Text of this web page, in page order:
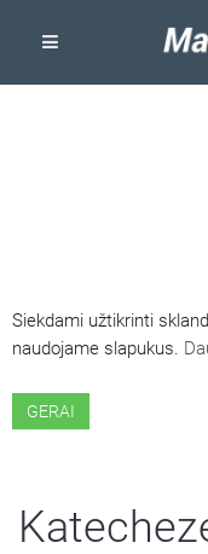
Siekdami užtikrinti
naudojame slapukus.
GERAI